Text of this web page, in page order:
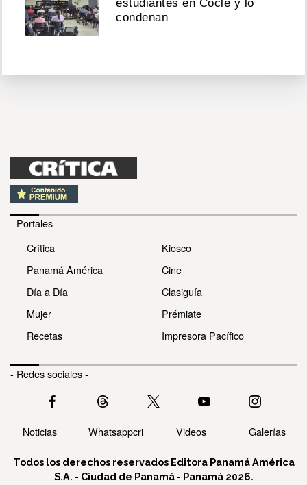
estudiantes en Coclé y lo
condenan
- Portales -
Crítica
Panamá América
Día a Día
Mujer
Recetas
Kiosco
Cine
Clasiguía
Prémiate
Impresora Pacífico
- Redes sociales -
Noticias Whatsappcri Videos Galerías
Todos los derechos reservados Editora Panamá América
S.A. - Ciudad de Panamá - Panamá 2026.